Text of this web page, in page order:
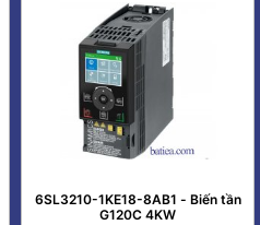
6SL3210-1KE18-8AB1 - Biến tần
G120C 4KW